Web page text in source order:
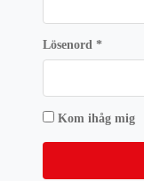
Lösenord *
Kom ihåg mig